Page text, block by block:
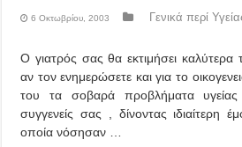
6 Οκτωβρίου, 2003 Γενικά περί
Ο γιατρός σας θα εκτιμήσει καλύτερα
αν τον ενημερώσετε και για το
του τα σοβαρά προβλήματα
συγγενείς σας , δίνοντας ιδιαίτερη
οποία νόσησαν …